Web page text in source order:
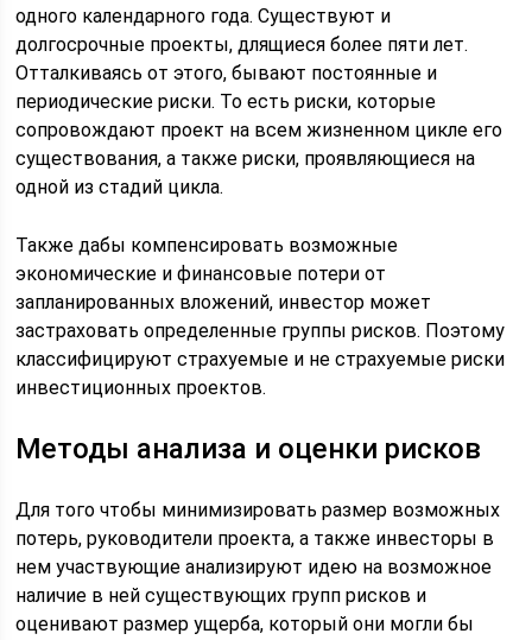
одного календарного года. Существуют и
долгосрочные проекты, длящиеся более пяти лет.
Отталкиваясь от этого, бывают постоянные и
периодические риски. То есть риски, которые
сопровождают проект на всем жизненном цикле его
существования, а также риски, проявляющиеся на
одной из стадий цикла.
Также дабы компенсировать возможные
экономические и финансовые потери от
запланированных вложений, инвестор может
застраховать определенные группы рисков. Поэтому
классифицируют страхуемые и не страхуемые риски
инвестиционных проектов.
Методы анализа и оценки рисков
Для того чтобы минимизировать размер возможных
потерь, руководители проекта, а также инвесторы в
нем участвующие анализируют идею на возможное
наличие в ней существующих групп рисков и
оценивают размер ущерба, который они могли бы